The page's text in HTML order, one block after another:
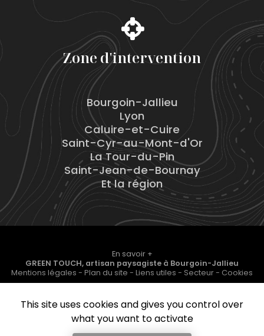
Zone d'intervention
Bourgoin-Jallieu
Lyon
Caluire-et-Cuire
Saint-Cyr-au-Mont-d'Or
La Tour-du-Pin
Saint-Jean-de-Bournay
Et la région
En savoir +
GREEN TOUCH
Fermer
Notre savoir-faire : Artisan paysagiste à Bourgoin-
GREEN TOUCH, artisan paysagiste à Bourgoin-Jallieu
Mentions légales - Plan du site - Liens utiles - Secteur- Cookies
Création et référencement de site Internet
Demande de Devis
This site uses cookies and gives you control over
what you want to activate